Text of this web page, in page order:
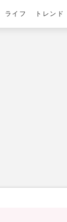
ライフ トレンド